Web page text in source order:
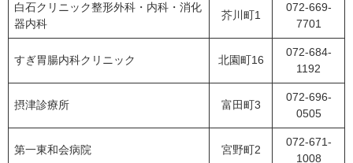
白石クリニック整形外科・内科・消化
器内科
芥川町1
072-669-
7701
すぎ胃腸内科クリニック 北園町16
072-684-
1192
摂津診療所 富田町3
072-696-
0505
第一東和会病院 宮野町2
072-671-
1008